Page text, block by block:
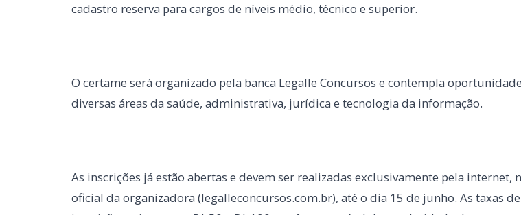
oficial da organizadora (legalleconcursos.com.br), até o dia 15 de junho. As taxas de
inscrição variam entre R$ 50 e R$ 100, conforme o nível de escolaridade do cargo